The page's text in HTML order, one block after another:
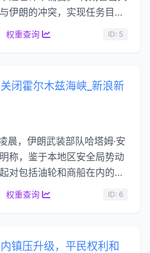
伊朗的冲突，实现任务目标
。 特朗普还说， 如果 …...
权重查询 ID: 5
闭霍尔木兹海峡_新浪新
晨，伊朗武装部队哈塔姆·安
称，鉴于本地区安全局势动
对包括油轮和商船在内的
权重查询 ID: 6
镇压升级，平民权利和